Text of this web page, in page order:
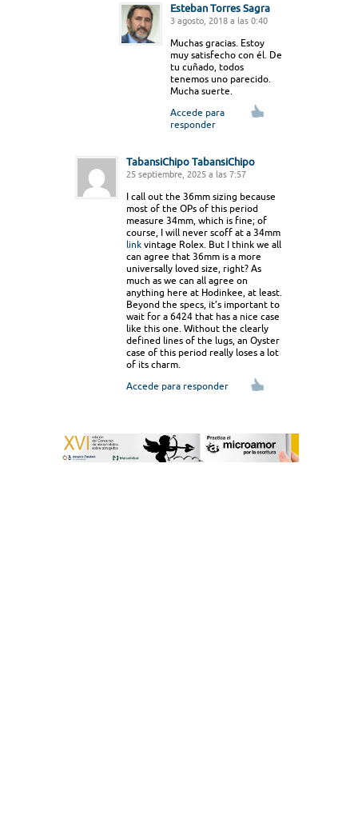
Esteban Torres Sagra
3 agosto, 2018 a las 0:40
Muchas gracias. Estoy
muy satisfecho con él. De
tu cuñado, todos
tenemos uno parecido.
Mucha suerte.
Accede para
responder
TabansiChipo TabansiChipo
25 septiembre, 2025 a las 7:57
I call out the 36mm sizing because
most of the OPs of this period
measure 34mm, which is fine; of
course, I will never scoff at a 34mm
link vintage Rolex. But I think we all
can agree that 36mm is a more
universally loved size, right? As
much as we can all agree on
anything here at Hodinkee, at least.
Beyond the specs, it’s important to
wait for a 6424 that has a nice case
like this one. Without the clearly
defined lines of the lugs, an Oyster
case of this period really loses a lot
of its charm.
Accede para responder